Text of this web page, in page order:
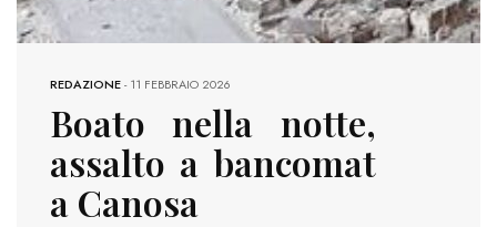
REDAZIONE-11 FEBBRAIO 2026
Boato nella notte,
assalto a bancomat
a Canosa